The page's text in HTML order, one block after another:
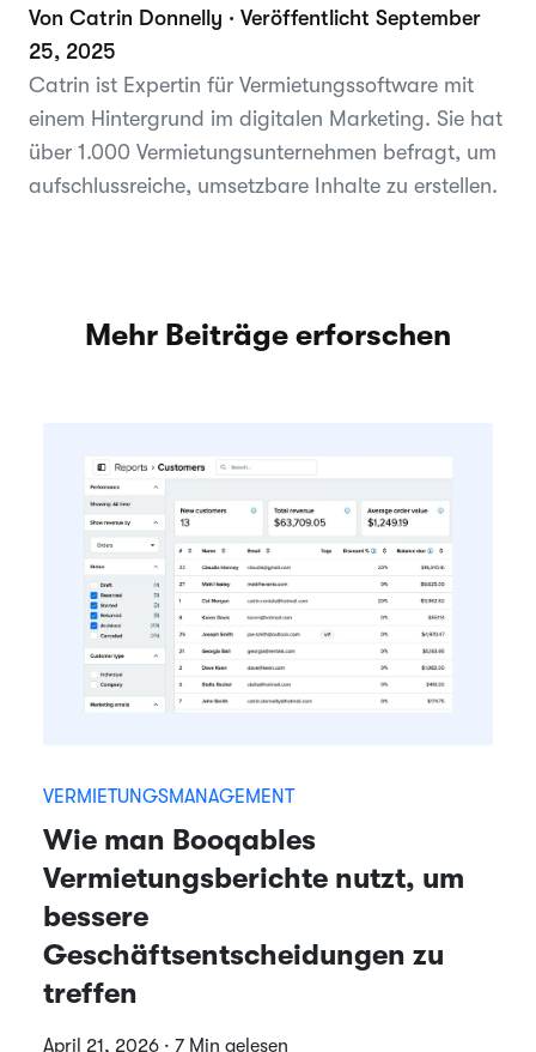
Von Catrin Donnelly · Veröffentlicht September
25, 2025
Catrin ist Expertin für Vermietungssoftware mit
einem Hintergrund im digitalen Marketing. Sie hat
über 1.000 Vermietungsunternehmen befragt, um
aufschlussreiche, umsetzbare Inhalte zu erstellen.
Mehr Beiträge erforschen
VERMIETUNGSMANAGEMENT
Wie man Booqables
Vermietungsberichte nutzt, um
bessere
Geschäftsentscheidungen zu
treffen
April 21, 2026 · 7 Min gelesen